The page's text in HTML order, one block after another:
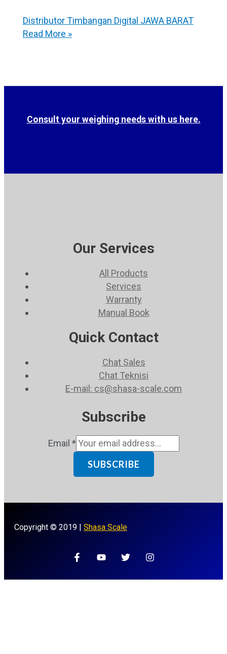
Distributor Timbangan Digital JAWA BARAT
Read More »
Consult your weighing needs with us here.
Our Services
All Products
Services
Warranty
Manual Book
Quick Contact
Chat Sales
Chat Teknisi
E-mail: cs@shasa-scale.com
Subscribe
Email *
SUBSCRIBE
Copyright © 2019 | Shasa Scale